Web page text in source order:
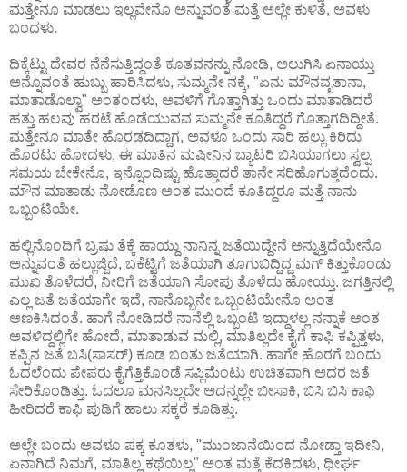
ಮತ್ತೇನೂ ಮಾಡಲು ಇಲ್ಲವೇನೊ ಅನ್ನುವಂತೆ ಮತ್ತೆ ಅಲ್ಲೇ ಕುಳಿತೆ, ಅವಳು
ಬಂದಳು.
ದಿಕ್ಕೆಟ್ಟು ದೇವರ ನೆನೆಸುತ್ತಿದ್ದಂತೆ ಕೂತವನನ್ನು ನೋಡಿ, ಅಲುಗಿಸಿ ಏನಾಯ್ತು
ಅನ್ನೊವಂತೆ ಹುಬ್ಬು ಹಾರಿಸಿದಳು, ಸುಮ್ಮನೇ ನಕ್ಕೆ, "ಏನು ಮೌನವೃತಾನಾ,
ಮಾತಾಡೊಲ್ವಾ" ಅಂತಂದಳು, ಅವಳಿಗೆ ಗೊತ್ತಾಗಿತ್ತು ಒಂದು ಮಾತಾಡಿದರೆ
ಹತ್ತು ಹಲವು ಹರಟೆ ಹೊಡೆಯುವವ ಸುಮ್ಮನೇ ಕೂತಿದ್ದರೆ ಗೊತ್ತಾಗದಿದ್ದೀತೆ.
ಮತ್ತೇನೂ ಮಾತೇ ಹೊರಡದಿದ್ದಾಗ, ಅವಳೂ ಒಂದು ಸಾರಿ ಹಲ್ಲು ಕಿರಿದು
ಹೊರಟು ಹೋದಳು, ಈ ಮಾತಿನ ಮಷೀನಿನ ಬ್ಯಾಟರಿ ಬಿಸಿಯಾಗಲು ಸ್ವಲ್ಪ
ಸಮಯ ಬೇಕೇನೊ, ಇನ್ನೊಂದಿಷ್ಟು ಹೊತ್ತಾದರೆ ತಾನೇ ಸರಿಹೊಗುತ್ತದೆಂದು.
ಮೌನ ಮಾತಾಡು ನೋಡೊಣ ಅಂತ ಮುಂದೆ ಕೂತಿದ್ದರೂ ಮತ್ತೆ ನಾನು
ಒಬ್ಬಂಟಿಯೇ.
ಹಲ್ಲಿನೊಂದಿಗೆ ಬ್ರಷು ತೆಕ್ಕೆ ಹಾಯ್ದು ನಾನಿನ್ನ ಜತೆಯಿದ್ದೇನೆ ಅನ್ನುತ್ತಿದೆಯೇನೊ
ಅನ್ನುವಂತೆ ಹಲ್ಲುಜ್ಜಿದೆ, ಬಕೆಟ್ಟಿಗೆ ಜತೆಯಾಗಿ ತೂಗುಬಿದ್ದಿದ್ದ ಮಗ್ ಕಿತ್ತುಕೊಂಡು
ಮುಖ ತೊಳೆದರೆ, ನೀರಿಗೆ ಜತೆಯಾಗಿ ಸೋಪು ತೊಳೆದು ಹೋಯ್ತು. ಜಗತ್ತಿನಲ್ಲಿ
ಎಲ್ಲ ಜತೆ ಜತೆಯಾಗೇ ಇದೆ, ನಾನೊಬ್ಬನೇ ಒಬ್ಬಂಟಿಯೇನೊ ಅಂತ
ಅಣಕಿಸಿದಂತೆ. ಹಾಗೆ ನೋಡಿದರೆ ನಾನೆಲ್ಲಿ ಒಬ್ಬಂಟಿ ಇದ್ದಾಳಲ್ಲ ನನ್ನಾಕೆ ಅಂತ
ಅವಳಿದ್ದಲ್ಲಿಗೇ ಹೋದೆ, ಮಾತಾಡುವ ಮಲ್ಲಿ, ಮಾತಿಲ್ಲದೇ ಕೈಗೆ ಕಾಫಿ ಕಪ್ಪಿತ್ತಳು,
ಕಪ್ಪಿನ ಜತೆ ಬಸಿ(ಸಾಸರ್) ಕೂಡ ಬಂತು ಜತೆಯಾಗಿ. ಹಾಗೇ ಹೊರಗೆ ಬಂದು
ಓದಲೆಂದು ಪೇಪರು ಕೈಗೆತ್ತಿಕೊಂಡೆ ಸಪ್ಲಿಮೆಂಟು ಉಚಿತವಾಗಿ ಅದರ ಜತೆ
ಸೇರಿಕೊಂಡಿತ್ತು. ಓದಲೂ ಮನಸಿಲ್ಲದೇ ಅದನ್ನಲ್ಲೇ ಬೀಸಾಕಿ, ಬಿಸಿ ಬಿಸಿ ಕಾಫಿ
ಹೀರಿದರೆ ಕಾಫಿ ಪುಡಿಗೆ ಹಾಲು ಸಕ್ಕರೆ ಕೂಡಿತ್ತು.
ಅಲ್ಲೇ ಬಂದು ಅವಳೂ ಪಕ್ಕ ಕೂತಳು, "ಮುಂಜಾನೆಯಿಂದ ನೋಡ್ತಾ ಇದೀನಿ,
ಏನಾಗಿದೆ ನಿಮಗೆ, ಮಾತಿಲ್ಲ ಕಥೆಯಿಲ್ಲ" ಅಂತ ಮತ್ತೆ ಕೆದಕಿದಳು, ಧೀರ್ಘ